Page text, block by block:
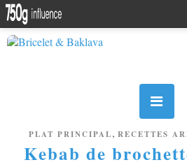
PLAT PRINCIPAL, RECETTES
Kebab de